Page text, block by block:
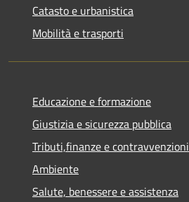
Catasto e urbanistica
Mobilità e trasporti
Educazione e formazione
Giustizia e sicurezza pubblica
Tributi,finanze e contravvenzioni
Ambiente
Salute, benessere e assistenza